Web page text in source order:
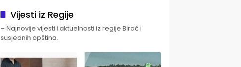
Vijesti iz Regije
– Najnovije vijesti i aktuelnosti iz regije Birač i
susjednih opština.